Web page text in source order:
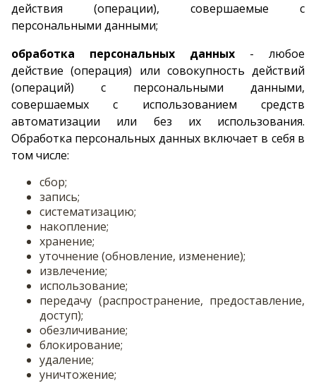
действия (операции), совершаемые с
персональными данными;
обработка персональных данных - любое
действие (операция) или совокупность действий
(операций) с персональными данными,
совершаемых с использованием средств
автоматизации или без их использования.
Обработка персональных данных включает в себя в
том числе:
сбор;
запись;
систематизацию;
накопление;
хранение;
уточнение (обновление, изменение);
извлечение;
использование;
передачу (распространение, предоставление,
доступ);
обезличивание;
блокирование;
удаление;
уничтожение;